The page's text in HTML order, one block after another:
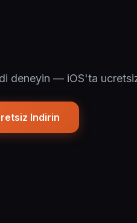
deneyin — iOS'ta
Indirin